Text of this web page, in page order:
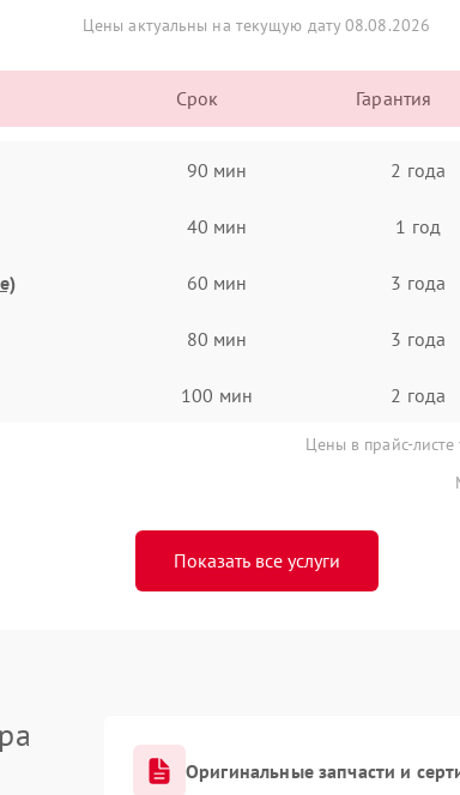
Цены актуальны на текущую дату 08.08.2026
Срок Гарантия
90 мин 2 года
40 мин 1 год
60 мин 3 года
80 мин 3 года
100 мин 2 года
Цены в прайс-листе
Показать все услуги
Оригинальные запчасти и